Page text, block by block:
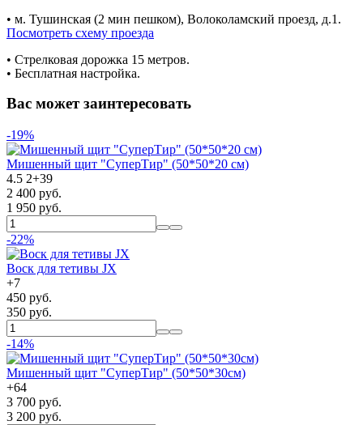
• м. Тушинская (2 мин пешком), Волоколамский проезд, д.1.
Посмотреть схему проезда
• Cтрелковая дорожка 15 метров.
• Бесплатная настройка.
Вас может заинтересовать
-19%
Мишенный щит "СуперТир" (50*50*20 см)
4.5 2+39
2 400 руб.
1 950 руб.
-22%
Воск для тетивы JX
+7
450 руб.
350 руб.
-14%
Мишенный щит "СуперТир" (50*50*30см)
+64
3 700 руб.
3 200 руб.